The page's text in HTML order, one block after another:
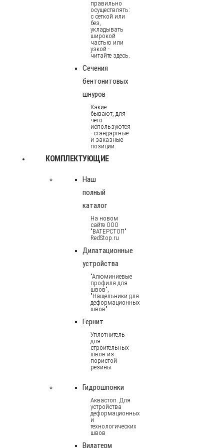
правильно
осуществлять:
с сеткой или
без,
укладывать
широкой
частью или
узкой -
читайте здесь.
Сечения
бентонитовых
шнуров
Какие
бывают, для
чего
используются
- стандартные
и заказные
позиции
КОМПЛЕКТУЮЩИЕ
Наш
полный
каталог
На новом
сайте ООО
"ВАТЕРСТОП"
RedStop.ru
Дилатационные
устройства
"Алюминиевые
профиля для
швов",
"Нащельники для
деформационных
швов"
Гернит
Уплотнитель
для
строительных
швов из
пористой
резины
Гидрошпонки
Аквастоп. Для
устройства
деформационных
и
технологических
швов
Вилатерм